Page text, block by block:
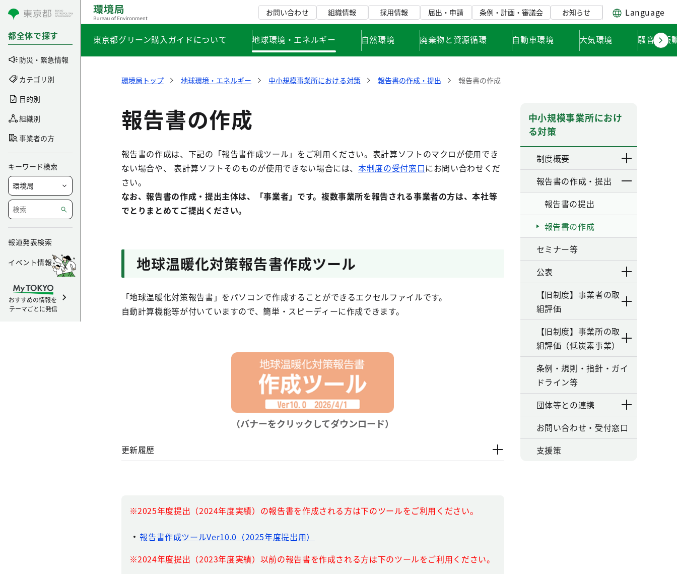
コンテンツにスキップ
都全体で探す
防災・緊急情報
カテゴリ別
目的別
組織別
事業者の方
キーワード検索
報道発表検索
イベント情報
おすすめの情報を
テーマごとに発信
お問い合わせ 組織情報 採用情報 届出・申請 条例・計画・審議会 お知らせ Language
東京都グリーン購入ガイドについて 地球環境・エネルギー 自然環境 廃棄物と資源循環 自動車環境 大気環境 騒音・振
環境局トップ 地球環境・エネルギー 中小規模事業所における対策 報告書の作成・提出 報告書の作成
報告書の作成
報告書の作成は、下記の「報告書作成ツール」をご利用ください。表計算ソフトのマクロが使用でき
ない場合や、 表計算ソフトそのものが使用できない場合には、本制度の受付窓口にお問い合わせくだ
さい。
なお、報告書の作成・提出主体は、「事業者」です。複数事業所を報告される事業者の方は、本社等
でとりまとめてご提出ください。
地球温暖化対策報告書作成ツール
「地球温暖化対策報告書」をパソコンで作成することができるエクセルファイルです。
自動計算機能等が付いていますので、簡単・スピーディーに作成できます。
（バナーをクリックしてダウンロード）
更新履歴
※2025年度提出（2024年度実績）の報告書を作成される方は下のツールをご利用ください。
報告書作成ツールVer10.0（2025年度提出用）
※2024年度提出（2023年度実績）以前の報告書を作成される方は下のツールをご利用ください。
中小規模事業所におけ
る対策
制度概要
報告書の作成・提出
報告書の提出
報告書の作成
セミナー等
公表
【旧制度】事業者の取
組評価
【旧制度】事業所の取
組評価（低炭素事業）
条例・規則・指針・ガイ
ドライン等
団体等との連携
お問い合わせ・受付窓口
支援策